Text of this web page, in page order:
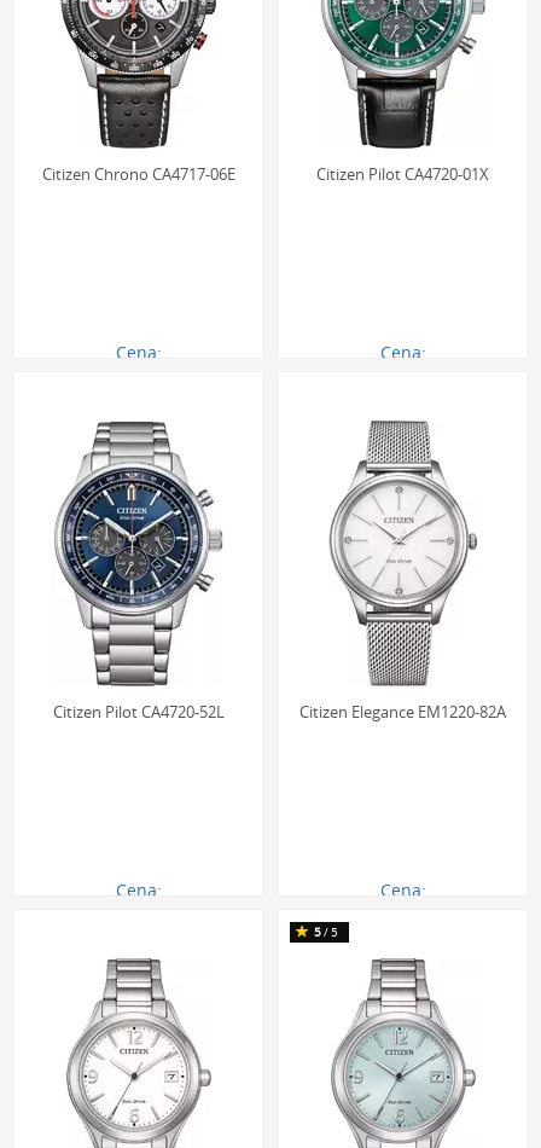
Citizen Chrono CA4717-06E
Cena:
Citizen Pilot CA4720-01X
Cena:
Citizen Pilot CA4720-52L
Cena:
Citizen Elegance EM1220-82A
Cena:
5/5